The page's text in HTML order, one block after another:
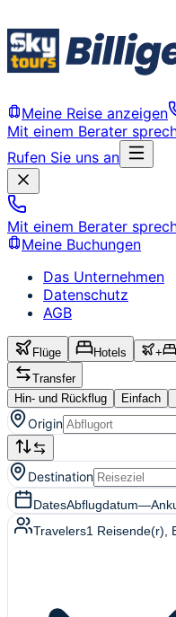
Meine Reise anzeigen
Mit einem Berater
Rufen Sie uns an
Mit einem Berater
Meine Buchungen
Das Unternehmen
Datenschutz
AGB
Flüge Hotels +
Transfer
Hin- und Rückflug
Einfach
Origin
Destination
DatesAbflugdatum—
Travelers1 Reisende(r)